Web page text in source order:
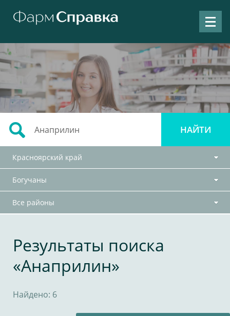
Красноярский край
Богучаны
Все районы
Результаты поиска
«Анаприлин»
Найдено: 6